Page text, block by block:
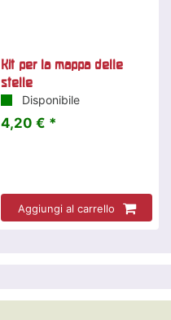
Kit per la mappa delle
stelle
Disponibile
4,20 € *
Aggiungi al carrello